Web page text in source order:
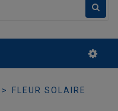
FLEUR SOLAIRE